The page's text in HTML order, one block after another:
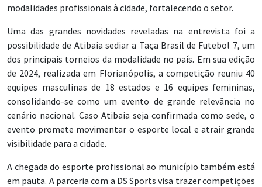
modalidades profissionais à cidade, fortalecendo o setor.
Uma das grandes novidades reveladas na entrevista foi a
possibilidade de Atibaia sediar a Taça Brasil de Futebol 7, um
dos principais torneios da modalidade no país. Em sua edição
de 2024, realizada em Florianópolis, a competição reuniu 40
equipes masculinas de 18 estados e 16 equipes femininas,
consolidando-se como um evento de grande relevância no
cenário nacional. Caso Atibaia seja confirmada como sede, o
evento promete movimentar o esporte local e atrair grande
visibilidade para a cidade.
A chegada do esporte profissional ao município também está
em pauta. A parceria com a DS Sports visa trazer competições